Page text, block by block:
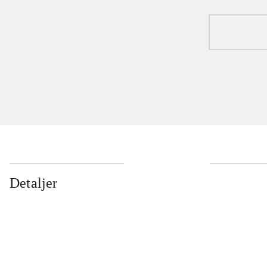
Detaljer